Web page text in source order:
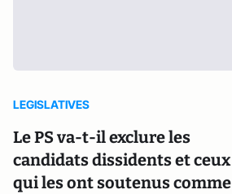
LEGISLATIVES
Le PS va-t-il exclure les
candidats dissidents et ceux
qui les ont soutenus comme